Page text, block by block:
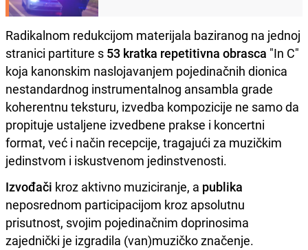
Radikalnom redukcijom materijala baziranog na jednoj
stranici partiture s 53 kratka repetitivna obrasca "In C"
koja kanonskim naslojavanjem pojedinačnih dionica
nestandardnog instrumentalnog ansambla grade
koherentnu teksturu, izvedba kompozicije ne samo da
propituje ustaljene izvedbene prakse i koncertni
format, već i način recepcije, tragajući za muzičkim
jedinstvom i iskustvenom jedinstvenosti.
Izvođači kroz aktivno muziciranje, a publika
neposrednom participacijom kroz apsolutnu
prisutnost, svojim pojedinačnim doprinosima
zajednički je izgradila (van)muzičko značenje.